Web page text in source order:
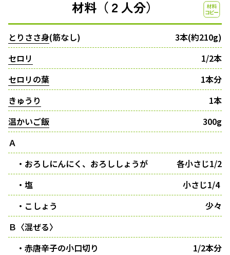
材料（２人分）
とりささ身(筋なし)
3本(約210g)
セロリ
1/2本
セロリの葉
1本分
きゅうり
1本
温かいご飯
300g
Ａ
・おろしにんにく、おろししょうが
各小さじ1/2
・塩
小さじ1/4
・こしょう
少々
Ｂ〈混ぜる〉
・赤唐辛子の小口切り
1/2本分